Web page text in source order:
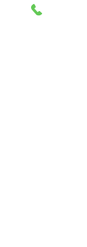
del Centro